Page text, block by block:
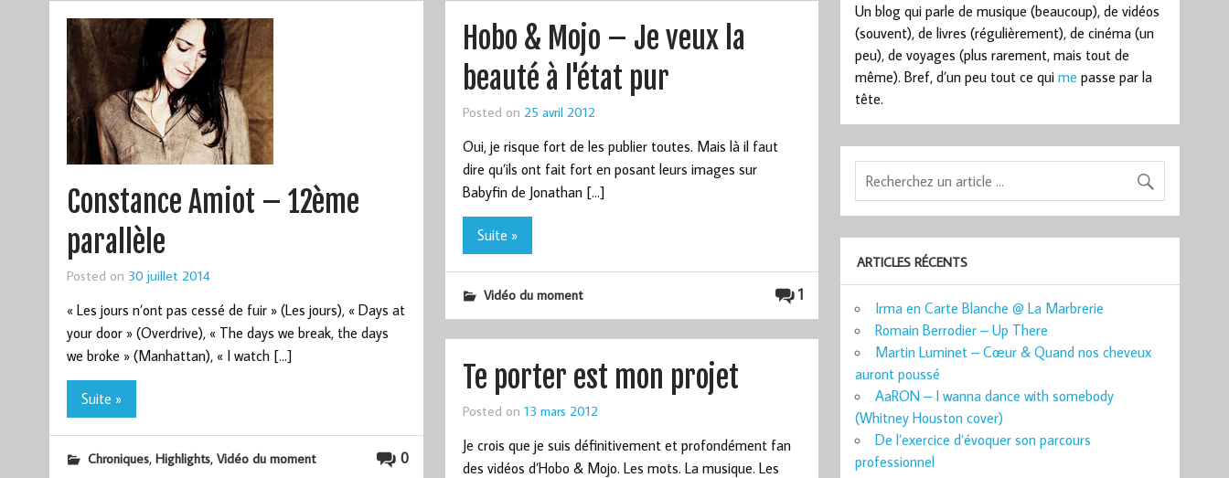
Constance Amiot – 12ème
parallèle
Posted on 30 juillet 2014
« Les jours n’ont pas cessé de fuir » (Les jours), « Days at
your door » (Overdrive), « The days we break, the days
we broke » (Manhattan), « I watch […]
Suite »
0
Chroniques, Highlights, Vidéo du moment
Hobo & Mojo – Je veux la
beauté à l'état pur
Posted on 25 avril 2012
Oui, je risque fort de les publier toutes. Mais là il faut
dire qu’ils ont fait fort en posant leurs images sur
Babyfin de Jonathan […]
Suite »
1
Vidéo du moment
Te porter est mon projet
Posted on 13 mars 2012
Je crois que je suis définitivement et profondément fan
des vidéos d’Hobo & Mojo. Les mots. La musique. Les
Un blog qui parle de musique (beaucoup), de vidéos
(souvent), de livres (régulièrement), de cinéma (un
peu), de voyages (plus rarement, mais tout de
même). Bref, d’un peu tout ce quime passe par la
tête.
ARTICLES RÉCENTS
Irma en Carte Blanche @ La Marbrerie
Romain Berrodier – Up There
Martin Luminet – Cœur & Quand nos cheveux
auront poussé
AaRON – I wanna dance with somebody
(Whitney Houston cover)
De l’exercice d’évoquer son parcours
professionnel